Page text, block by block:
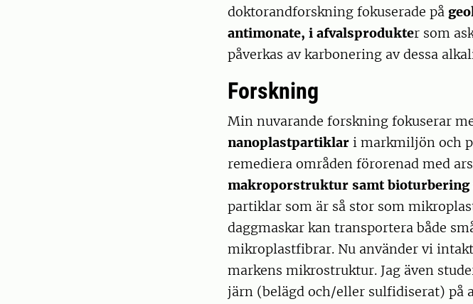
doktorandforskning fokuserade på
antimonate, i afvalsprodukter som
påverkas av karbonering av dessa
Forskning
Min nuvarande forskning fokuserar
nanoplastpartiklar i markmiljön och
remediera områden förorenad med
makroporstruktur samt bioturbering
partiklar som är så stor som
daggmaskar kan transportera både
mikroplastfibrar. Nu använder vi
markens mikrostruktur. Jag även
järn (belägd och/eller sulfidiserat) på